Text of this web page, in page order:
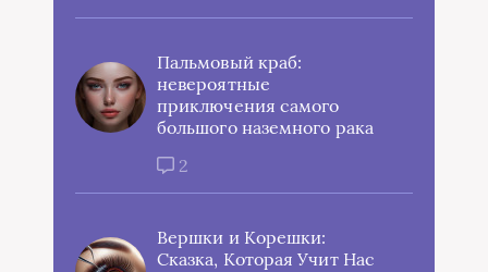
Пальмовый краб:
невероятные
приключения самого
большого наземного рака
2
Вершки и Корешки:
Сказка, Которая Учит Нас